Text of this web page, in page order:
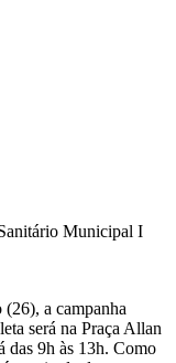
Municipal I
(26), a campanha
será na Praça Allan
das 9h às 13h. Como